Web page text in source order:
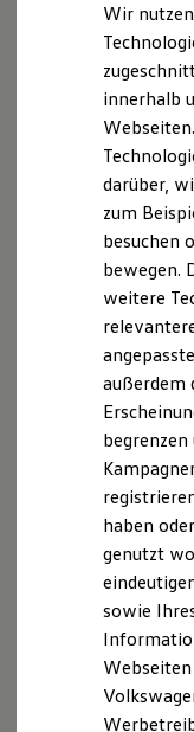
Batterie
Kosten und
E-
Software
Die
ID.
Marke und
R-
R
Driving
Lifestyle
T-
Golf
R-
GTI
Entwicklung
Fahrsystemen
Online-Dienste
We Connectund
Online-Dienste
für das Fahrzeug
Online-Dienste
Connect) in
Wir
innerhalb
darüber,
zum
besuchen
bewegen.
weitere
außerdem
haben
genutzt
sowie